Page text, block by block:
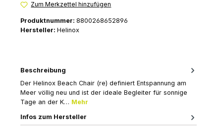
Zum Merkzettel hinzufügen
Produktnummer: 8800268652896
Hersteller: Helinox
Beschreibung
Der Helinox Beach Chair (re) definiert Entspannung am
Meer völlig neu und ist der ideale Begleiter für sonnige
Tage an der K… Mehr
Infos zum Hersteller